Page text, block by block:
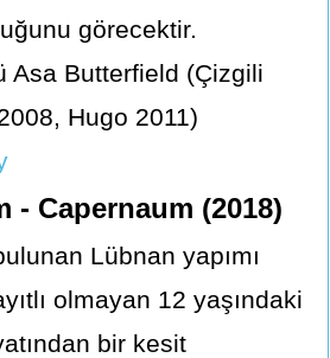
görecektir.
Asa Butterfield (Çizgili
Hugo 2011)
- Capernaum (2018)
Lübnan yapımı
olmayan 12 yaşındaki
bir kesit